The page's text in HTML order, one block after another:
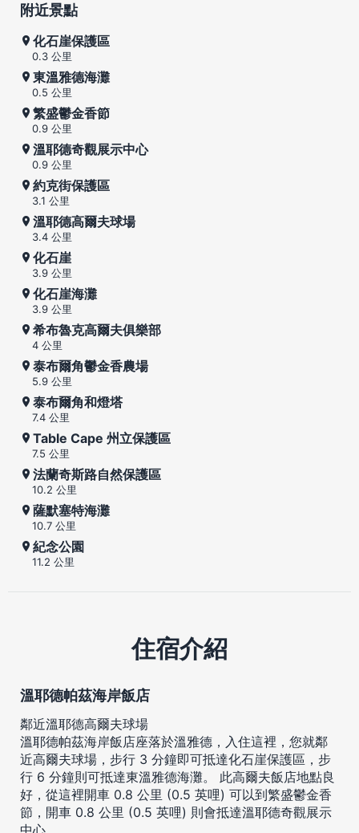
附近景點
化石崖保護區
0.3 公里
東溫雅德海灘
0.5 公里
繁盛鬱金香節
0.9 公里
溫耶德奇觀展示中心
0.9 公里
約克街保護區
3.1 公里
溫耶德高爾夫球場
3.4 公里
化石崖
3.9 公里
化石崖海灘
3.9 公里
希布魯克高爾夫俱樂部
4 公里
泰布爾角鬱金香農場
5.9 公里
泰布爾角和燈塔
7.4 公里
Table Cape 州立保護區
7.5 公里
法蘭奇斯路自然保護區
10.2 公里
薩默塞特海灘
10.7 公里
紀念公園
11.2 公里
住宿介紹
溫耶德帕茲海岸飯店
鄰近溫耶德高爾夫球場
溫耶德帕茲海岸飯店座落於溫雅德，入住這裡，您就鄰
近高爾夫球場，步行 3 分鐘即可抵達化石崖保護區，步
行 6 分鐘則可抵達東溫雅德海灘。 此高爾夫飯店地點良
好，從這裡開車 0.8 公里 (0.5 英哩) 可以到繁盛鬱金香
節，開車 0.8 公里 (0.5 英哩) 則會抵達溫耶德奇觀展示
中心。